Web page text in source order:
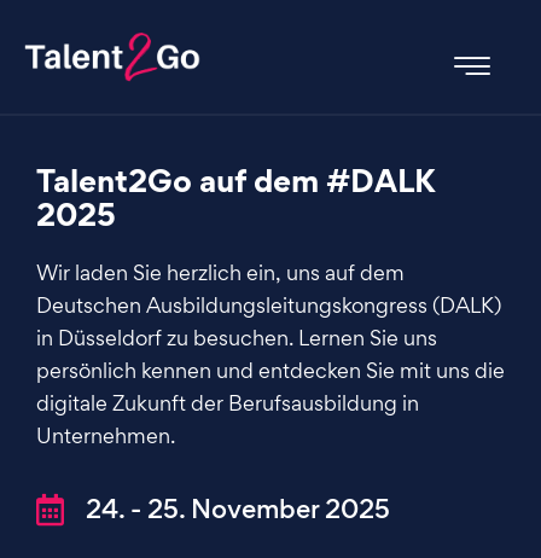
Talent2Go auf dem #DALK
2025
Wir laden Sie herzlich ein, uns auf dem
Deutschen Ausbildungsleitungskongress (DALK)
in Düsseldorf zu besuchen. Lernen Sie uns
persönlich kennen und entdecken Sie mit uns die
digitale Zukunft der Berufsausbildung in
Unternehmen.
24. - 25. November 2025